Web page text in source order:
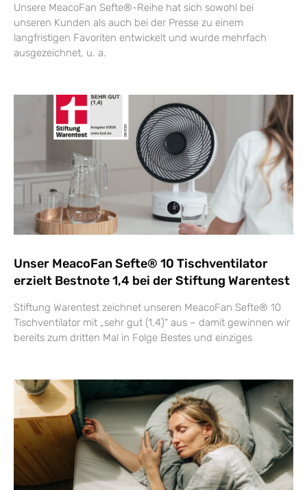
Unsere MeacoFan Sefte®-Reihe hat sich sowohl bei
unseren Kunden als auch bei der Presse zu einem
langfristigen Favoriten entwickelt und wurde mehrfach
ausgezeichnet, u. a.
Unser MeacoFan Sefte® 10 Tischventilator
erzielt Bestnote 1,4 bei der Stiftung Warentest
Stiftung Warentest zeichnet unseren MeacoFan Sefte® 10
Tischventilator mit „sehr gut (1,4)“ aus – damit gewinnen wir
bereits zum dritten Mal in Folge Bestes und einziges